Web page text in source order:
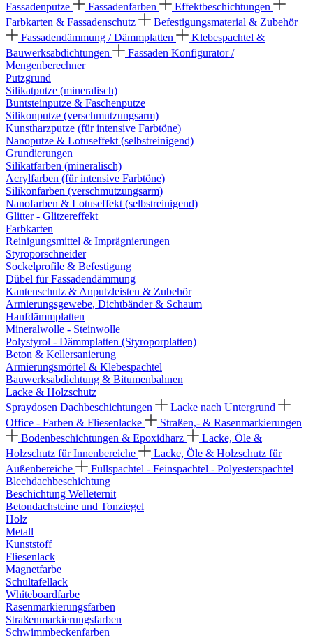
Fassadenputze
Fassadenfarben
Effektbeschichtungen
Farbkarten & Fassadenschutz
Befestigungsmaterial & Zubehör
Fassadendämmung / Dämmplatten
Klebespachtel &
Bauwerksabdichtungen
Fassaden Konfigurator /
Mengenberechner
Putzgrund
Silikatputze (mineralisch)
Buntsteinputze & Faschenputze
Silikonputze (verschmutzungsarm)
Kunstharzputze (für intensive Farbtöne)
Nanoputze & Lotuseffekt (selbstreinigend)
Grundierungen
Silikatfarben (mineralisch)
Acrylfarben (für intensive Farbtöne)
Silikonfarben (verschmutzungsarm)
Nanofarben & Lotuseffekt (selbstreinigend)
Glitter - Glitzereffekt
Farbkarten
Reinigungsmittel & Imprägnierungen
Styroporschneider
Sockelprofile & Befestigung
Dübel für Fassadendämmung
Kantenschutz & Anputzleisten & Zubehör
Armierungsgewebe, Dichtbänder & Schaum
Hanfdämmplatten
Mineralwolle - Steinwolle
Polystyrol - Dämmplatten (Styroporplatten)
Beton & Kellersanierung
Armierungsmörtel & Klebespachtel
Bauwerksabdichtung & Bitumenbahnen
Lacke & Holzschutz
Spraydosen Dachbeschichtungen
Lacke nach Untergrund
Office - Farben & Fliesenlacke
Straßen,- & Rasenmarkierungen
Bodenbeschichtungen & Epoxidharz
Lacke, Öle &
Holzschutz für Innenbereiche
Lacke, Öle & Holzschutz für
Außenbereiche
Füllspachtel - Feinspachtel - Polyesterspachtel
Blechdachbeschichtung
Beschichtung Welleternit
Betondachsteine und Tonziegel
Holz
Metall
Kunststoff
Fliesenlack
Magnetfarbe
Schultafellack
Whiteboardfarbe
Rasenmarkierungsfarben
Straßenmarkierungsfarben
Schwimmbeckenfarben